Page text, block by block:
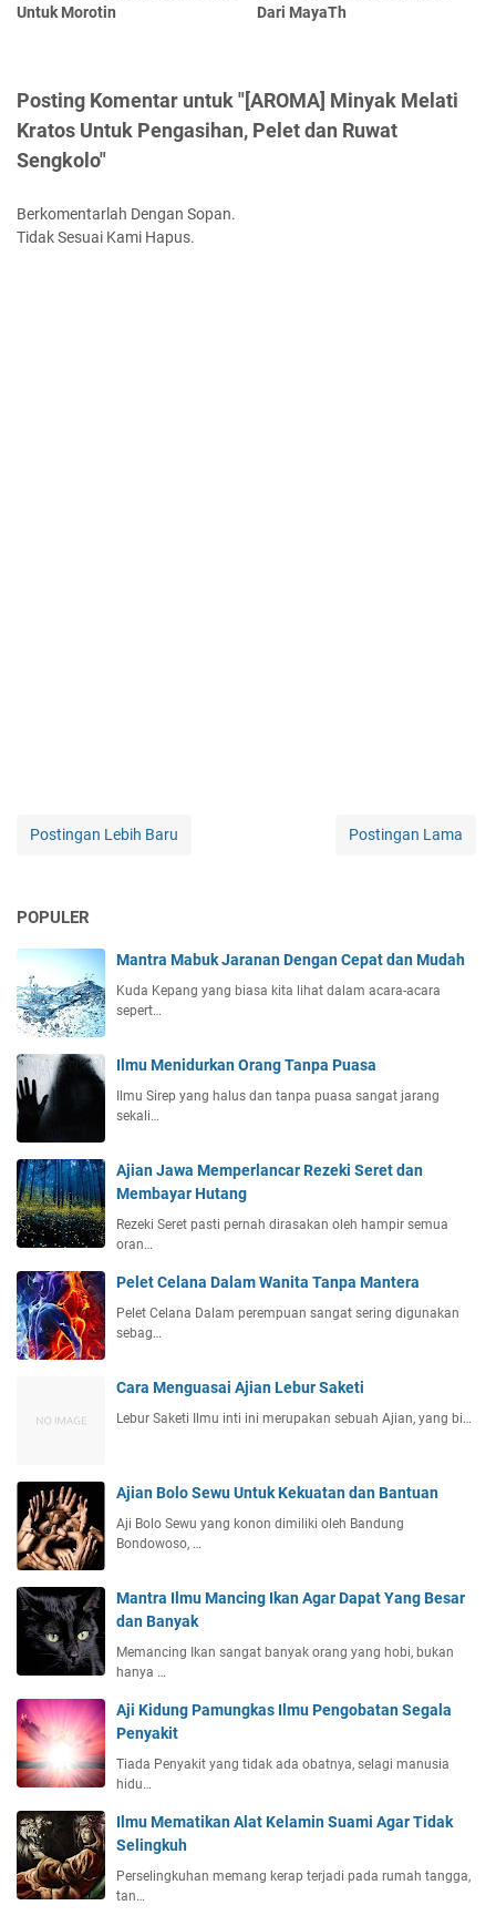
Untuk Morotin
Dari MayaTh
Posting Komentar untuk "[AROMA] Minyak Melati
Kratos Untuk Pengasihan, Pelet dan Ruwat
Sengkolo"
Berkomentarlah Dengan Sopan.
Tidak Sesuai Kami Hapus.
Postingan Lebih Baru Postingan Lama
POPULER
Mantra Mabuk Jaranan Dengan Cepat dan Mudah
Kuda Kepang yang biasa kita lihat dalam acara-acara
sepert…
Ilmu Menidurkan Orang Tanpa Puasa
Ilmu Sirep yang halus dan tanpa puasa sangat jarang
sekali…
Ajian Jawa Memperlancar Rezeki Seret dan
Membayar Hutang
Rezeki Seret pasti pernah dirasakan oleh hampir semua
oran…
Pelet Celana Dalam Wanita Tanpa Mantera
Pelet Celana Dalam perempuan sangat sering digunakan
sebag…
Cara Menguasai Ajian Lebur Saketi
Lebur Saketi Ilmu inti ini merupakan sebuah Ajian, yang bi…
Ajian Bolo Sewu Untuk Kekuatan dan Bantuan
Aji Bolo Sewu yang konon dimiliki oleh Bandung
Bondowoso, …
Mantra Ilmu Mancing Ikan Agar Dapat Yang Besar
dan Banyak
Memancing Ikan sangat banyak orang yang hobi, bukan
hanya …
Aji Kidung Pamungkas Ilmu Pengobatan Segala
Penyakit
Tiada Penyakit yang tidak ada obatnya, selagi manusia
hidu…
Ilmu Mematikan Alat Kelamin Suami Agar Tidak
Selingkuh
Perselingkuhan memang kerap terjadi pada rumah tangga,
tan…